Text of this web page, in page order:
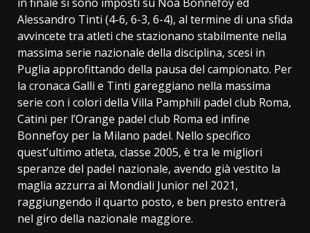
Alessandro Tinti (4-6, 6-3, 6-4), al termine di una sfida
avvincete tra atleti che stazionano stabilmente nella
massima serie nazionale della disciplina, scesi in
Puglia approfittando della pausa del campionato. Per
la cronaca Galli e Tinti gareggiano nella massima
serie con i colori della Villa Pamphili padel club Roma,
Catini per l’Orange padel club Roma ed infine
Bonnefoy per la Milano padel. Nello specifico
quest’ultimo atleta, classe 2005, è tra le migliori
speranze del padel nazionale, avendo già vestito la
maglia azzurra ai Mondiali Junior nel 2021,
raggiungendo il quarto posto, e ben presto entrerà
nel giro della nazionale maggiore.